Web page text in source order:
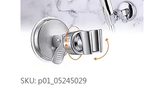
SKU: p01_05245029